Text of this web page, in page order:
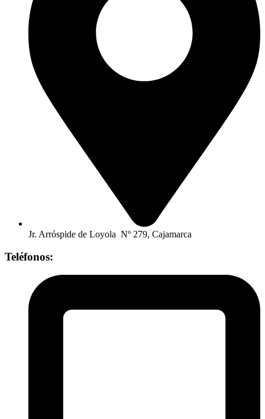
Jr. Arróspide de Loyola Nº 279, Cajamarca
Teléfonos: